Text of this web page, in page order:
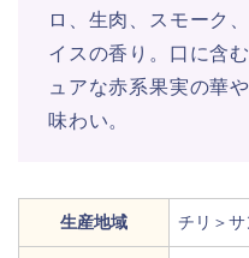
ロ、生肉、スモーク
イスの香り。口に含
ュアな赤系果実の華
味わい。
生産地域 チリ＞